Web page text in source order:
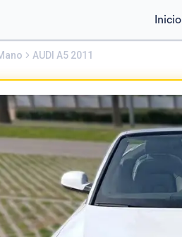
Inicio
AUDI A5 2011
DPF MULTITRONIC